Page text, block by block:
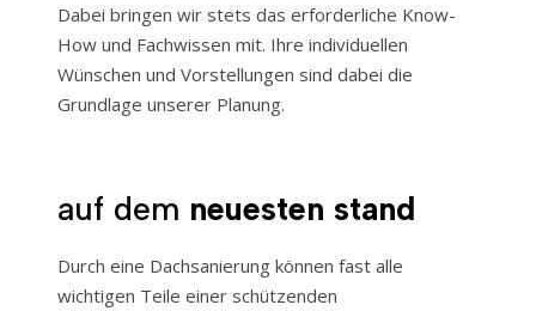
Dabei bringen wir stets das erforderliche Know-
How und Fachwissen mit. Ihre individuellen
Wünschen und Vorstellungen sind dabei die
Grundlage unserer Planung.
auf dem neuesten stand
Durch eine Dachsanierung können fast alle
wichtigen Teile einer schützenden